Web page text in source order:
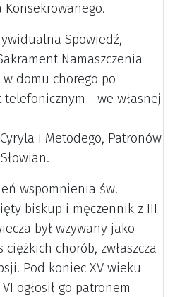
Konsekrowanego.
Spowiedź,
Namaszczenia
domu chorego po
telefonicznym - we własnej
i Metodego, Patronów
wspomnienia św.
biskup i męczennik z III
był wzywany jako
chorób, zwłaszcza
Pod koniec XV wieku
ogłosił go patronem